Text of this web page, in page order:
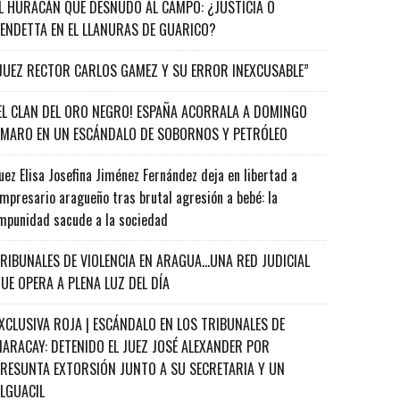
HURACÁN QUE DESNUDÓ AL CAMPO: ¿JUSTICIA O
EN EL LLANURAS DE GUARICO?
RECTOR CARLOS GAMEZ Y SU ERROR INEXCUSABLE”
CLAN DEL ORO NEGRO! ESPAÑA ACORRALA A DOMINGO
EN UN ESCÁNDALO DE SOBORNOS Y PETRÓLEO
Elisa Josefina Jiménez Fernández deja en libertad a
aragueño tras brutal agresión a bebé: la
sacude a la sociedad
DE VIOLENCIA EN ARAGUA…UNA RED JUDICIAL
OPERA A PLENA LUZ DEL DÍA
ROJA | ESCÁNDALO EN LOS TRIBUNALES DE
DETENIDO EL JUEZ JOSÉ ALEXANDER POR
EXTORSIÓN JUNTO A SU SECRETARIA Y UN